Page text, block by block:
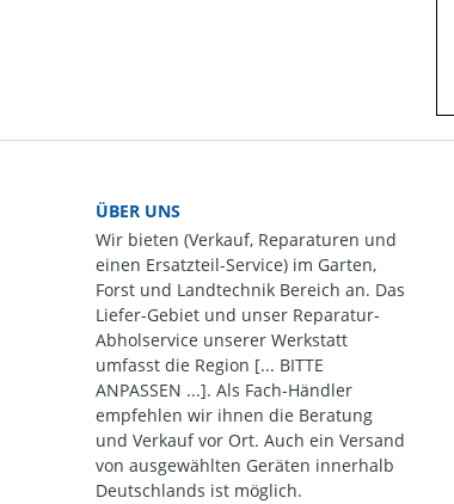
ÜBER UNS
Wir bieten (Verkauf, Reparaturen und
einen Ersatzteil-Service) im Garten,
Forst und Landtechnik Bereich an. Das
Liefer-Gebiet und unser Reparatur-
Abholservice unserer Werkstatt
umfasst die Region [... BITTE
ANPASSEN ...]. Als Fach-Händler
empfehlen wir ihnen die Beratung
und Verkauf vor Ort. Auch ein Versand
von ausgewählten Geräten innerhalb
Deutschlands ist möglich.